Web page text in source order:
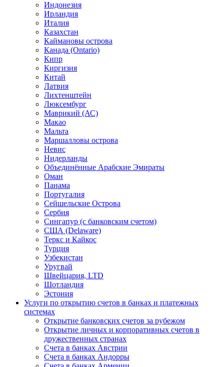
Индонезия
Ирландия
Италия
Казахстан
Каймановы острова
Канада (Ontario)
Кипр
Киргизия
Китай
Латвия
Лихтенштейн
Люксембург
Маврикий (АС)
Макао
Мальта
Маршалловы острова
Нeвис
Нидерланды
Объединённые Арабские Эмираты
Оман
Панама
Португалия
Сейшельские Острова
Сербия
Сингапур (c банковским счетом)
США (Delaware)
Теркс и Кайкос
Турция
Узбекистан
Уругвай
Швейцария, LTD
Шотландия
Эстония
Услуги по открытию счетов в банках и платежных
системах
Открытие банковских счетов за рубежом
Открытие личных и корпоративных счетов в
дружественных странах
Счета в банках Австрии
Счета в банках Андорры